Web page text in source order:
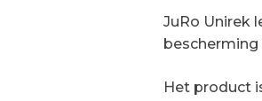
JuRo Unirek
Het product